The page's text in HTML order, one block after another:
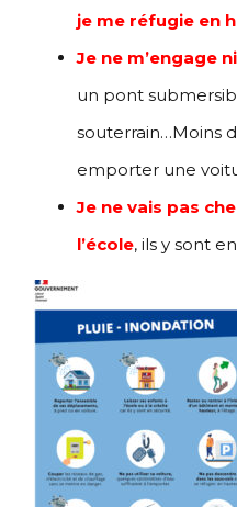
je me réfugie en
Je ne m’engage
un pont
souterrain…Moins
emporter une
Je ne vais pas
l’école, ils y sont